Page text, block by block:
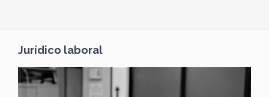
Jurídico laboral